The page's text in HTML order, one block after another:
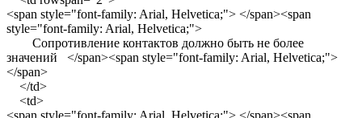
<span style="font-family: Arial, Helvetica;"> </span><span
style="font-family: Arial, Helvetica;">
Сопротивление контактов должно быть не более
значений </span><span style="font-family: Arial, Helvetica;">
</span>
</td>
<td>
<span style="font-family: Arial, Helvetica;"> </span><span